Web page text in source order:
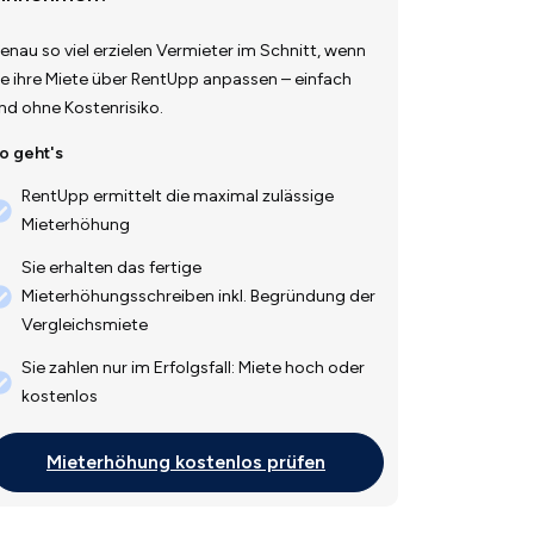
so viel erzielen Vermieter im Schnitt, wenn
ihre Miete über RentUpp anpassen – einfach
ohne Kostenrisiko.
geht's
RentUpp ermittelt die maximal zulässige
Mieterhöhung
Sie erhalten das fertige
Mieterhöhungsschreiben inkl. Begründung der
Vergleichsmiete
Sie zahlen nur im Erfolgsfall: Miete hoch oder
kostenlos
Mieterhöhung kostenlos prüfen